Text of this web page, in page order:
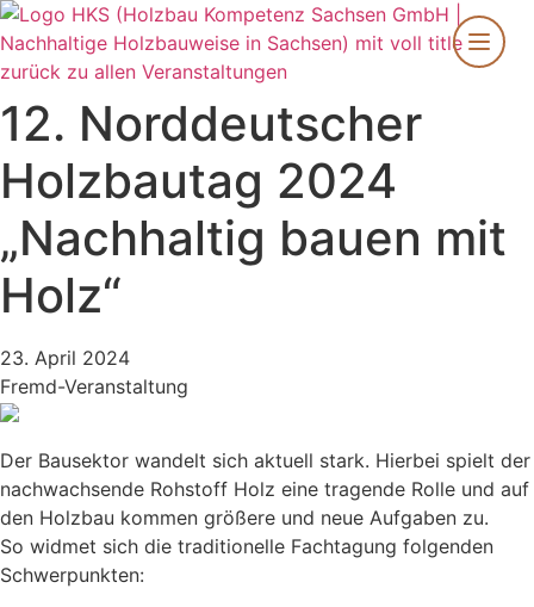
Zum
Inhalt
springen
zurück zu allen Veranstaltungen
12. Norddeutscher
Holzbautag 2024
„Nachhaltig bauen mit
Holz“
23. April 2024
Fremd-Veranstaltung
Der Bausektor wandelt sich aktuell stark. Hierbei spielt der
nachwachsende Rohstoff Holz eine tragende Rolle und auf
den Holzbau kommen größere und neue Aufgaben zu.
So widmet sich die traditionelle Fachtagung folgenden
Schwerpunkten: